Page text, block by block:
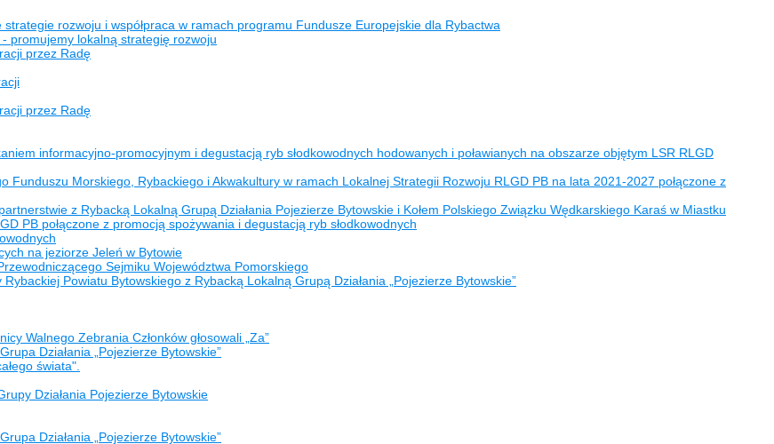
rozwoju i współpraca w ramach programu Fundusze Europejskie dla Rybactwa
promujemy lokalną strategię rozwoju
przez Radę
przez Radę
informacyjno-promocyjnym i degustacją ryb słodkowodnych hodowanych i poławianych na obszarze objętym LSR RLGD
Morskiego, Rybackiego i Akwakultury w ramach Lokalnej Strategii Rozwoju RLGD PB na lata 2021-2027 połączone z
z Rybacką Lokalną Grupą Działania Pojezierze Bytowskie i Kołem Polskiego Związku Wędkarskiego Karaś w Miastku
PB połączone z promocją spożywania i degustacją ryb słodkowodnych
na jeziorze Jeleń w Bytowie
Sejmiku Województwa Pomorskiego
Powiatu Bytowskiego z Rybacką Lokalną Grupą Działania „Pojezierze Bytowskie”
Walnego Zebrania Członków głosowali „Za”
Działania „Pojezierze Bytowskie”
świata".
Działania Pojezierze Bytowskie
Działania „Pojezierze Bytowskie”